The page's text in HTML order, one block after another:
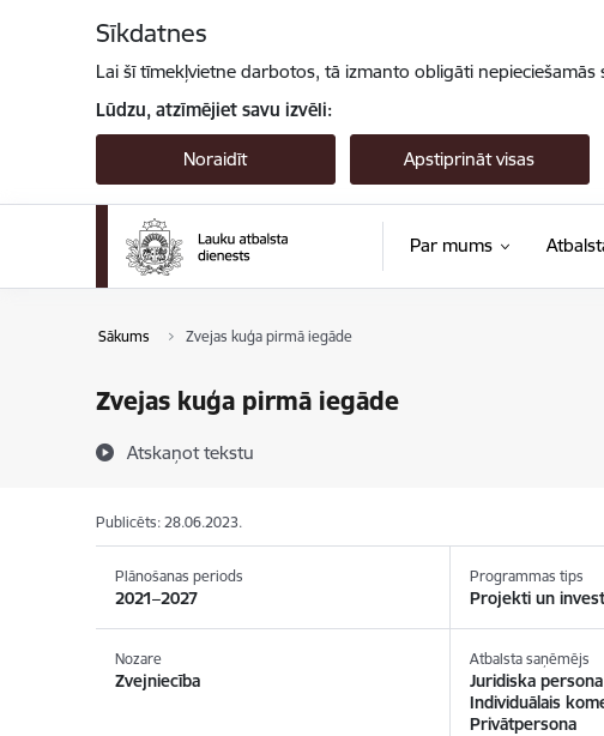
Sīkdatnes
Lai šī tīmekļvietne darbotos, tā izmanto obligāti
Lūdzu, atzīmējiet savu izvēli:
Noraidīt Apstiprināt visas
Par mums
Sākums Zvejas kuģa pirmā iegāde
Zvejas kuģa pirmā iegāde
Atskaņot tekstu
Publicēts: 28.06.2023.
Plānošanas periods
2021–2027
Programmas tips
Projekti un
Nozare
Zvejniecība
Atbalsta saņēmējs
Juridiska persona
Individuālais
Privātpersona